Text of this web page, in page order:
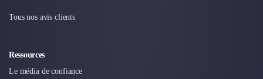
Gestion Immobilière
Désinfection & décontamination
Nettoyage & Ménage
Tous nos avis clients
Ressources
Le média de confiance